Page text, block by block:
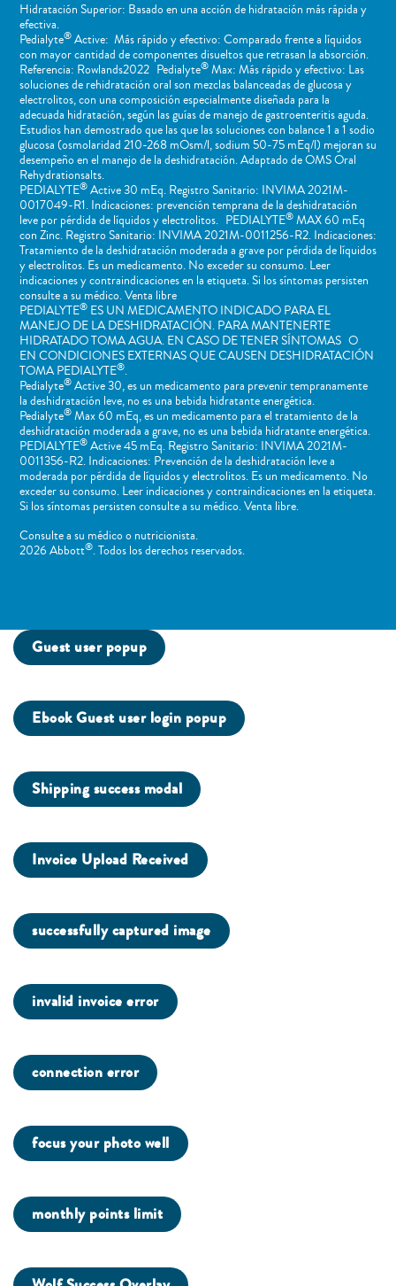
Hidratación Superior: Basado en una acción de hidratación más rápida y
efectiva.
Pedialyte®Active: Más rápido y efectivo: Comparado frente a líquidos
con mayor cantidad de componentes disueltos que retrasan la absorción.
Referencia: Rowlands2022 Pedialyte®Max: Más rápido y efectivo: Las
soluciones de rehidratación oral son mezclas balanceadas de glucosa y
electrolitos, con una composición especialmente diseñada para la
adecuada hidratación, según las guías de manejo de gastroenteritis aguda.
Estudios han demostrado que las que las soluciones con balance 1 a 1 sodio
glucosa (osmolaridad 210-268 mOsm/l, sodium 50-75 mEq/l) mejoran su
desempeño en el manejo de la deshidratación. Adaptado de OMS Oral
Rehydrationsalts.
PEDIALYTE®Active 30 mEq. Registro Sanitario: INVIMA 2021M-
0017049-R1. Indicaciones: prevención temprana de la deshidratación
leve por pérdida de líquidos y electrolitos. PEDIALYTE®MAX 60 mEq
con Zinc. Registro Sanitario: INVIMA 2021M-0011256-R2. Indicaciones:
Tratamiento de la deshidratación moderada a grave por pérdida de líquidos
y electrolitos. Es un medicamento. No exceder su consumo. Leer
indicaciones y contraindicaciones en la etiqueta. Si los síntomas persisten
consulte a su médico. Venta libre
PEDIALYTE®ES UN MEDICAMENTO INDICADO PARA EL
MANEJO DE LA DESHIDRATACIÓN. PARA MANTENERTE
HIDRATADO TOMA AGUA. EN CASO DE TENER SÍNTOMAS O
EN CONDICIONES EXTERNAS QUE CAUSEN DESHIDRATACIÓN
TOMA PEDIALYTE®.
Pedialyte®Active 30, es un medicamento para prevenir tempranamente
la deshidratación leve, no es una bebida hidratante energética.
Pedialyte®Max 60 mEq, es un medicamento para el tratamiento de la
deshidratación moderada a grave, no es una bebida hidratante energética.
PEDIALYTE®Active 45 mEq. Registro Sanitario: INVIMA 2021M-
0011356-R2. Indicaciones: Prevención de la deshidratación leve a
moderada por pérdida de líquidos y electrolitos. Es un medicamento. No
exceder su consumo. Leer indicaciones y contraindicaciones en la etiqueta.
Si los síntomas persisten consulte a su médico. Venta libre.
Consulte a su médico o nutricionista.
2026 Abbott®. Todos los derechos reservados.
Guest user popup
Ebook Guest user login popup
Shipping success modal
Invoice Upload Received
successfully captured image
invalid invoice error
connection error
focus your photo well
monthly points limit